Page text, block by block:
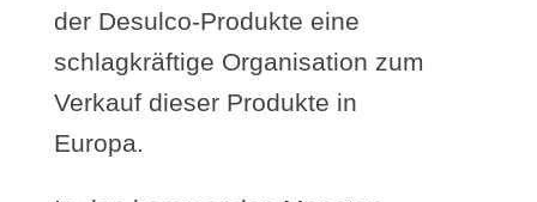
der Desulco-Produkte eine
schlagkräftige Organisation zum
Verkauf dieser Produkte in
Europa.